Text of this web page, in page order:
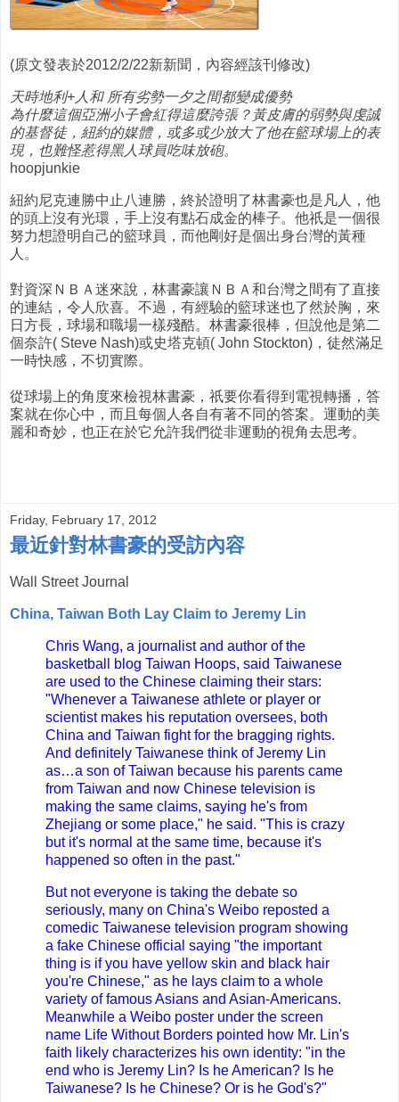
(原文發表於2012/2/22新新聞，內容經該刊修改)
天時地利+人和 所有劣勢一夕之間都變成優勢
為什麼這個亞洲小子會紅得這麼誇張？黃皮膚的弱勢與虔誠
的基督徒，紐約的媒體，或多或少放大了他在籃球場上的表
現，也難怪惹得黑人球員吃味放砲。
hoopjunkie
紐約尼克連勝中止八連勝，終於證明了林書豪也是凡人，他
的頭上沒有光環，手上沒有點石成金的棒子。他祇是一個很
努力想證明自己的籃球員，而他剛好是個出身台灣的黃種
人。
對資深ＮＢＡ迷來說，林書豪讓ＮＢＡ和台灣之間有了直接
的連結，令人欣喜。不過，有經驗的籃球迷也了然於胸，來
日方長，球場和職場一樣殘酷。林書豪很棒，但說他是第二
個奈許( Steve Nash)或史塔克頓( John Stockton)，徒然滿足
一時快感，不切實際。
從球場上的角度來檢視林書豪，祇要你看得到電視轉播，答
案就在你心中，而且每個人各自有著不同的答案。運動的美
麗和奇妙，也正在於它允許我們從非運動的視角去思考。
Friday, February 17, 2012
最近針對林書豪的受訪內容
Wall Street Journal
China, Taiwan Both Lay Claim to Jeremy Lin
Chris Wang, a journalist and author of the
basketball blog Taiwan Hoops, said Taiwanese
are used to the Chinese claiming their stars:
"Whenever a Taiwanese athlete or player or
scientist makes his reputation oversees, both
China and Taiwan fight for the bragging rights.
And definitely Taiwanese think of Jeremy Lin
as…a son of Taiwan because his parents came
from Taiwan and now Chinese television is
making the same claims, saying he's from
Zhejiang or some place," he said. "This is crazy
but it's normal at the same time, because it's
happened so often in the past."
But not everyone is taking the debate so
seriously, many on China's Weibo reposted a
comedic Taiwanese television program showing
a fake Chinese official saying "the important
thing is if you have yellow skin and black hair
you're Chinese," as he lays claim to a whole
variety of famous Asians and Asian-Americans.
Meanwhile a Weibo poster under the screen
name Life Without Borders pointed how Mr. Lin's
faith likely characterizes his own identity: "in the
end who is Jeremy Lin? Is he American? Is he
Taiwanese? Is he Chinese? Or is he God's?"